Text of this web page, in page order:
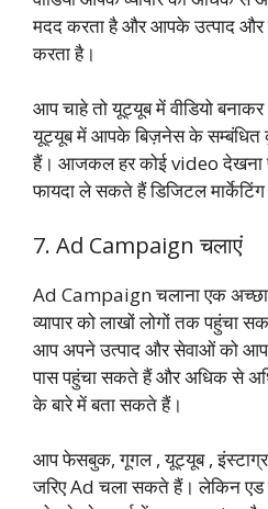
मदद करता है और आपके उत्पाद
करता है।
आप चाहे तो यूट्यूब में वीडियो
यूट्यूब में आपके बिज़नेस के सम्बंधित
हैं। आजकल हर कोई video देखना
फायदा ले सकते हैं डिजिटल
7. Ad Campaign चलाएं
Ad Campaign चलाना एक
व्यापार को लाखों लोगों तक पहुंचा
आप अपने उत्पाद और सेवाओं को आपके
पास पहुंचा सकते हैं और अधिक से
के बारे में बता सकते हैं।
आप फेसबुक, गूगल , यूट्यूब ,
जरिए Ad चला सकते हैं। लेकिन